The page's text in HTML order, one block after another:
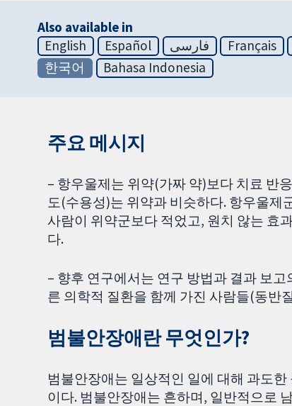
Also available in
English
Español فارسی Français
한국어
Bahasa Indonesia
주요 메시지
– 항우울제는 위약(가짜 약)보다 치료 반
도(수용성)는 위약과 비슷하다. 항우울제
사람이 위약군보다 적었고, 원치 않는 효
다.
– 향후 연구에서는 연구 방법과 결과 보
른 의학적 질환을 함께 가진 사람들(동반
범불안장애란 무엇인가?
범불안장애는 일상적인 일에 대해 과도
이다. 범불안장애는 흔하며, 일반적으로